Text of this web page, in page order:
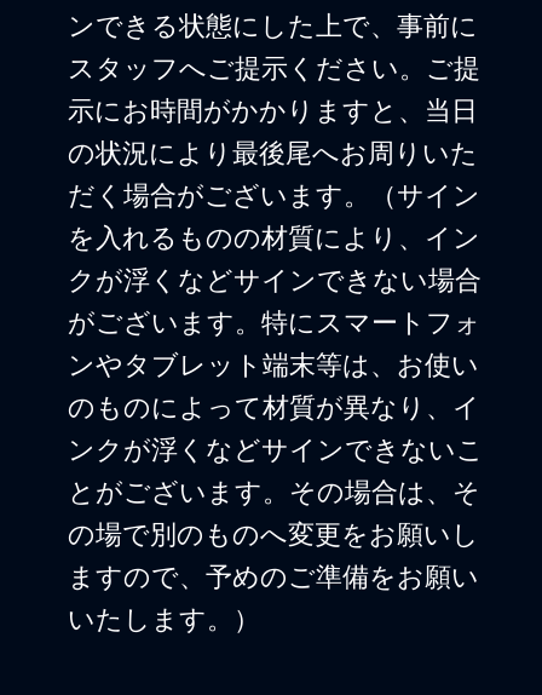
ンできる状態にした上で、事前に
スタッフへご提示ください。ご提
示にお時間がかかりますと、当日
の状況により最後尾へお周りいた
だく場合がございます。（サイン
を入れるものの材質により、イン
クが浮くなどサインできない場合
がございます。特にスマートフォ
ンやタブレット端末等は、お使い
のものによって材質が異なり、イ
ンクが浮くなどサインできないこ
とがございます。その場合は、そ
の場で別のものへ変更をお願いし
ますので、予めのご準備をお願い
いたします。）